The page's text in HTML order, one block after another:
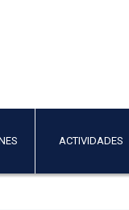
ACTIVIDADES